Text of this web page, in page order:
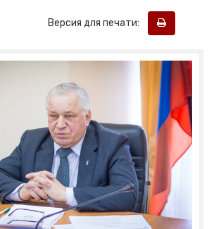
Версия для печати: